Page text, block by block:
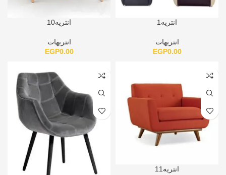
انتريه1
انتريهات
EGP0.00
انتريه10
انتريهات
EGP0.00
انتريه11